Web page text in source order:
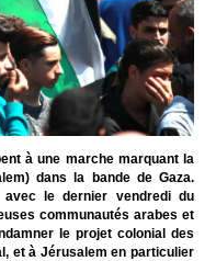
à une marche marquant la
dans la bande de Gaza.
avec le dernier vendredi du
communautés arabes et
le projet colonial des
et à Jérusalem en particulier